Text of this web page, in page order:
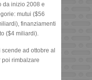
da inizio 2008 e
mutui ($56
finanziamenti
($4 miliardi).
scende ad ottobre al
poi rimbalzare